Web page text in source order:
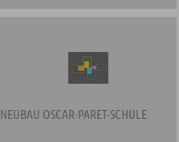
NEUBAU OSCAR-PARET-SCHULE